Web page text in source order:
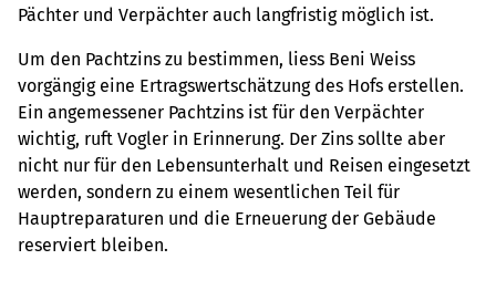
Pächter und Verpächter auch langfristig möglich ist.
Um den Pachtzins zu bestimmen, liess Beni Weiss
vorgängig eine Ertragswertschätzung des Hofs erstellen.
Ein angemessener Pachtzins ist für den Verpächter
wichtig, ruft Vogler in Erinnerung. Der Zins sollte aber
nicht nur für den Lebensunterhalt und Reisen eingesetzt
werden, sondern zu einem wesentlichen Teil für
Hauptreparaturen und die Erneuerung der Gebäude
reserviert bleiben.